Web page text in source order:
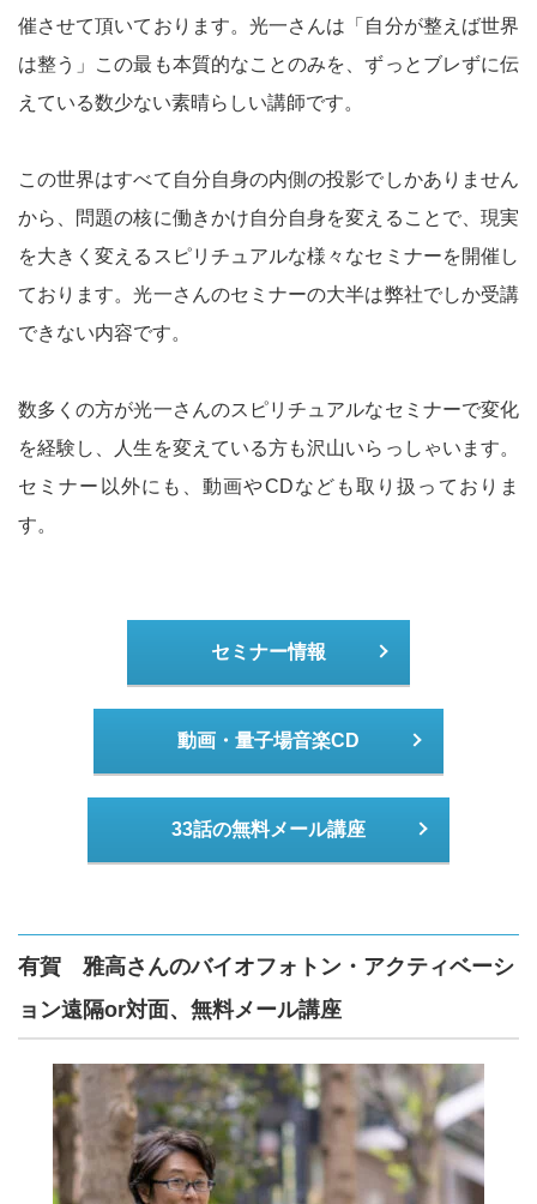
催させて頂いております。光一さんは「自分が整えば世界
は整う」この最も本質的なことのみを、ずっとブレずに伝
えている数少ない素晴らしい講師です。
この世界はすべて自分自身の内側の投影でしかありません
から、問題の核に働きかけ自分自身を変えることで、現実
を大きく変えるスピリチュアルな様々なセミナーを開催し
ております。光一さんのセミナーの大半は弊社でしか受講
できない内容です。
数多くの方が光一さんのスピリチュアルなセミナーで変化
を経験し、人生を変えている方も沢山いらっしゃいます。
セミナー以外にも、動画やCDなども取り扱っておりま
す。
セミナー情報
動画・量子場音楽CD
33話の無料メール講座
有賀 雅高さんのバイオフォトン・アクティベーシ
ョン遠隔or対面、無料メール講座